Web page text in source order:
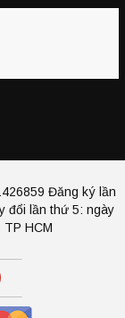
Đăng ký lần
đổi lần thứ 5: ngày
HCM